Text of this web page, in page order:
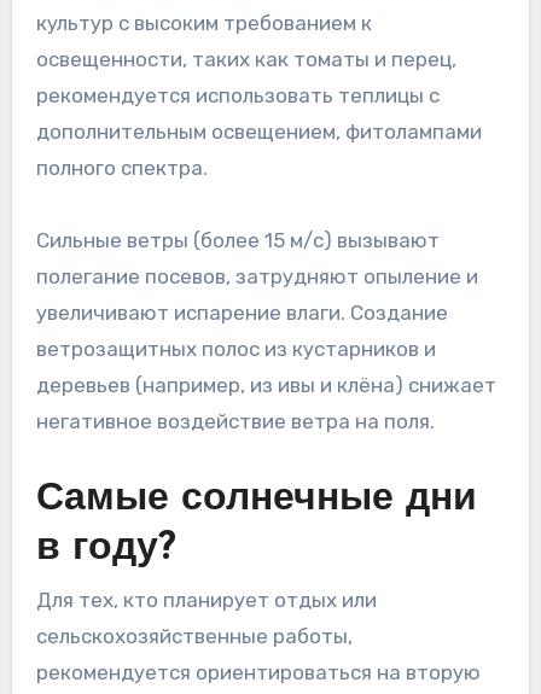
культур с высоким требованием к
освещенности, таких как томаты и перец,
рекомендуется использовать теплицы с
дополнительным освещением, фитолампами
полного спектра.
Сильные ветры (более 15 м/с) вызывают
полегание посевов, затрудняют опыление и
увеличивают испарение влаги. Создание
ветрозащитных полос из кустарников и
деревьев (например, из ивы и клёна) снижает
негативное воздействие ветра на поля.
Самые солнечные дни
в году?
Для тех, кто планирует отдых или
сельскохозяйственные работы,
рекомендуется ориентироваться на вторую